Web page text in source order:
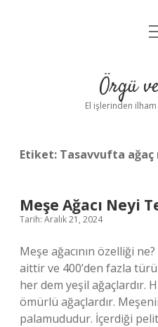
Örgü
El işlerinden
Etiket: Tasavvufta
Meşe Ağacı Neyi
Tarih: Aralık 21, 2024
Meşe ağacının özelliği
aittir ve 400’den fazla
her dem yeşil ağaçlardır.
ömürlü ağaçlardır.
palamududur. İçerdiği